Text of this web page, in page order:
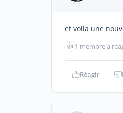
et voila une
👍 1 membre a
Réagir